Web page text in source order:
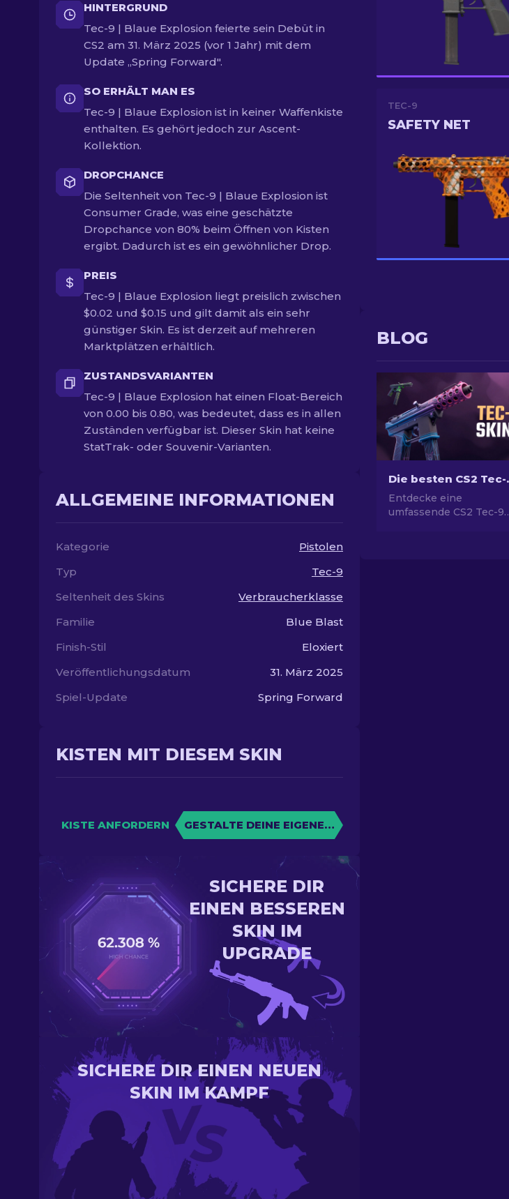
HINTERGRUND
Tec-9 | Blaue Explosion feierte sein Debüt in
CS2 am 31. März 2025 (vor 1 Jahr) mit dem
Update „Spring Forward".
SO ERHÄLT MAN ES
Tec-9 | Blaue Explosion ist in keiner Waffenkiste
enthalten. Es gehört jedoch zur Ascent-
Kollektion.
DROPCHANCE
Die Seltenheit von Tec-9 | Blaue Explosion ist
Consumer Grade, was eine geschätzte
Dropchance von 80% beim Öffnen von Kisten
ergibt. Dadurch ist es ein gewöhnlicher Drop.
PREIS
Tec-9 | Blaue Explosion liegt preislich zwischen
$0.02 und $0.15 und gilt damit als ein sehr
günstiger Skin. Es ist derzeit auf mehreren
Marktplätzen erhältlich.
ZUSTANDSVARIANTEN
Tec-9 | Blaue Explosion hat einen Float-Bereich
von 0.00 bis 0.80, was bedeutet, dass es in allen
Zuständen verfügbar ist. Dieser Skin hat keine
StatTrak- oder Souvenir-Varianten.
ALLGEMEINE INFORMATIONEN
Kategorie
Pistolen
Typ
Tec-9
Seltenheit des Skins
Verbraucherklasse
Familie
Blue Blast
Finish-Stil
Eloxiert
Veröffentlichungsdatum
31. März 2025
Spiel-Update
Spring Forward
KISTEN MIT DIESEM SKIN
KISTE ANFORDERN GESTALTE DEINE EIGENE KISTE
SICHERE DIR
EINEN BESSEREN
SKIN IM
UPGRADE
SICHERE DIR EINEN NEUEN
SKIN IM KAMPF
TEC-9
SAFETY NET
BLOG
Die
Entdecke eine
umfassende CS2 Tec-9